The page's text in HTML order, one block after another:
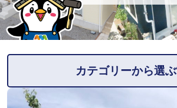
カテゴリーから選ぶ